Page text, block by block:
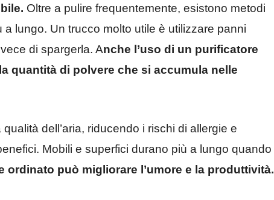
Oltre a pulire frequentemente, esistono metodi
lungo. Un trucco molto utile è utilizzare panni
di spargerla. Anche l’uso di un purificatore
quantità di polvere che si accumula nelle
dell’aria, riducendo i rischi di allergie e
Mobili e superfici durano più a lungo quando
ordinato può migliorare l’umore e la produttività.